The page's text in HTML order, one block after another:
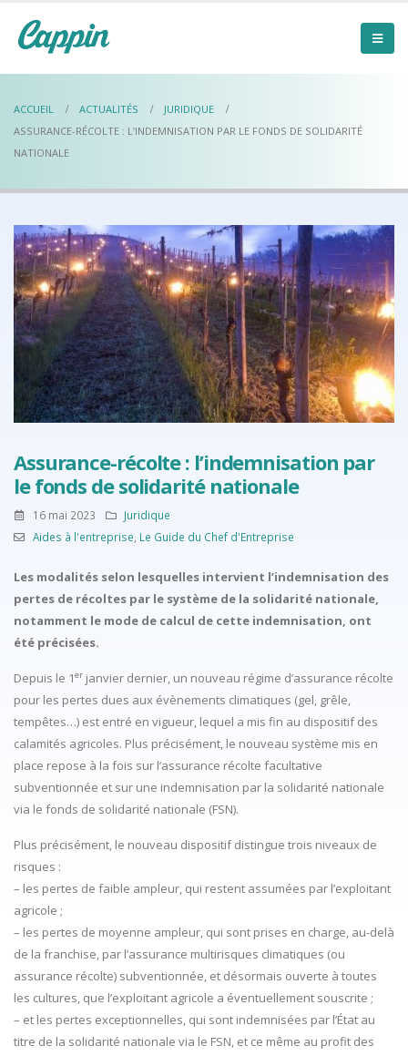
ACCUEIL ACTUALITÉS
JURIDIQUE
ASSURANCE-RÉCOLTE : L’INDEMNISATION PAR LE FONDS DE SOLIDARITÉ
NATIONALE
Assurance-récolte : l’indemnisation par
le fonds de solidarité nationale
16 mai 2023
Juridique
Aides à l'entreprise Le Guide du Chef d'Entreprise
Les modalités selon lesquelles intervient l’indemnisation des
pertes de récoltes par le système de la solidarité nationale,
notamment le mode de calcul de cette indemnisation, ont
été précisées.
Depuis le 1er janvier dernier, un nouveau régime d’assurance récolte
pour les pertes dues aux évènements climatiques (gel, grêle,
tempêtes…) est entré en vigueur, lequel a mis fin au dispositif des
calamités agricoles. Plus précisément, le nouveau système mis en
place repose à la fois sur l’assurance récolte facultative
subventionnée et sur une indemnisation par la solidarité nationale
via le fonds de solidarité nationale (FSN).
Plus précisément, le nouveau dispositif distingue trois niveaux de
risques :
– les pertes de faible ampleur, qui restent assumées par l’exploitant
agricole ;
– les pertes de moyenne ampleur, qui sont prises en charge, au-delà
de la franchise, par l’assurance multirisques climatiques (ou
assurance récolte) subventionnée, et désormais ouverte à toutes
les cultures, que l’exploitant agricole a éventuellement souscrite ;
– et les pertes exceptionnelles, qui sont indemnisées par l’État au
titre de la solidarité nationale via le FSN, et ce même au profit des